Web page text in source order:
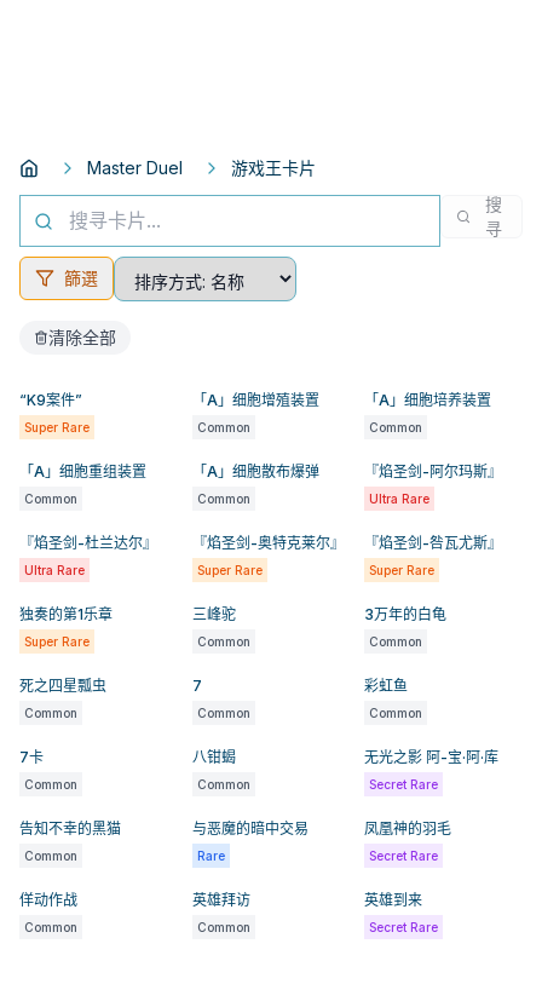
Master Duel
游戏王卡片
搜
寻
篩選
清除全部
“K9案件”
Super Rare
「A」细胞增殖装置
Common
「A」细胞培养装置
Common
「A」细胞重组装置
Common
「A」细胞散布爆弹
Common
『焰圣剑-阿尔玛斯』
Ultra Rare
『焰圣剑-杜兰达尔』
Ultra Rare
『焰圣剑-奥特克莱尔』
Super Rare
『焰圣剑-咎瓦尤斯』
Super Rare
独奏的第1乐章
Super Rare
三峰驼
Common
3万年的白龟
Common
死之四星瓢虫
Common
7
Common
彩虹鱼
Common
7卡
Common
八钳蝎
Common
无光之影 阿-宝·阿·库
Secret Rare
告知不幸的黑猫
Common
与恶魔的暗中交易
Rare
凤凰神的羽毛
Secret Rare
佯动作战
Common
英雄拜访
Common
英雄到来
Secret Rare